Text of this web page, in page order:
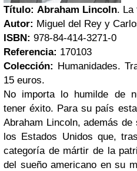
Título: Abraham Lincoln. La
Autor: Miguel del Rey y
ISBN: 978-84-414-3271-0
Referencia: 170103
Colección: Humanidades.
15 euros.
No importa lo humilde de
tener éxito. Para su país
Abraham Lincoln, además
los Estados Unidos que,
categoría de mártir de la
del sueño americano en su